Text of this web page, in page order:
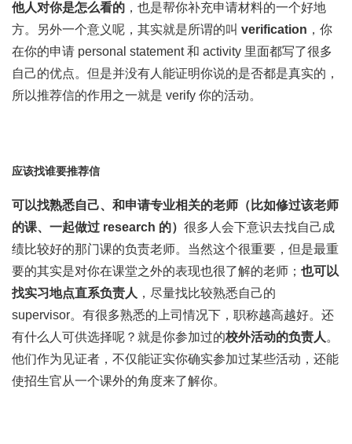
他人对你是怎么看的 ，也是帮你补充申请材料的一个好地
方。另外一个意义呢，其实就是所谓的叫 verification ，你
在你的申请 personal statement 和 activity 里面都写了很多
自己的优点。但是并没有人能证明你说的是否都是真实的，
所以推荐信的作用之一就是 verify 你的活动。
应该找谁要推荐信
可以找熟悉自己、和申请专业相关的老师（比如修过该老师
的课、一起做过 research 的） 很多人会下意识去找自己成
绩比较好的那门课的负责老师。当然这个很重要，但是最重
要的其实是对你在课堂之外的表现也很了解的老师； 也可以
找实习地点直系负责人 ，尽量找比较熟悉自己的
supervisor。有很多熟悉的上司情况下，职称越高越好。还
有什么人可供选择呢？就是你参加过的校外活动的负责人 。
他们作为见证者，不仅能证实你确实参加过某些活动，还能
使招生官从一个课外的角度来了解你。